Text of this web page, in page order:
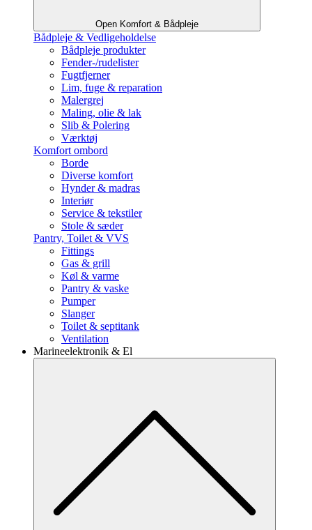
Open Komfort & Bådpleje
Bådpleje & Vedligeholdelse
Bådpleje produkter
Fender-/rudelister
Fugtfjerner
Lim, fuge & reparation
Malergrej
Maling, olie & lak
Slib & Polering
Værktøj
Komfort ombord
Borde
Diverse komfort
Hynder & madras
Interiør
Service & tekstiler
Stole & sæder
Pantry, Toilet & VVS
Fittings
Gas & grill
Køl & varme
Pantry & vaske
Pumper
Slanger
Toilet & septitank
Ventilation
Marineelektronik & El